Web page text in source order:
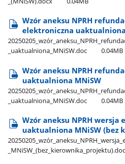
Wzór aneksu NPRH
elektroniczna
_uaktualniona​_MNiSW.doc
0.04MB
Wzór aneksu NPRH
uaktualniona MNiSW
_uaktualniona​_MNiSW.doc
0.04MB
Wzór aneksu NPRH wersja
uaktualniona MNiSW (bez
_MNiSW​_(bez​_kierownika​_projektu).doc